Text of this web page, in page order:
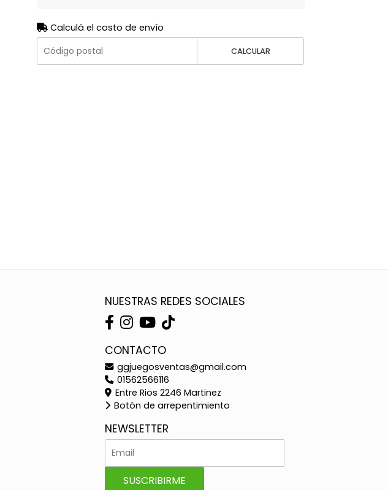
Calculá el costo de envío
CALCULAR
NUESTRAS REDES SOCIALES
CONTACTO
ggjuegosventas@gmail.com
01562566116
Entre Rios 2246 Martinez
Botón de arrepentimiento
NEWSLETTER
SUSCRIBIRME